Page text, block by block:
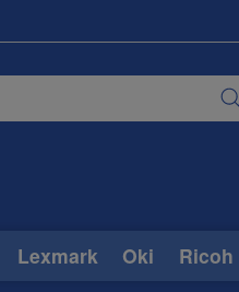
Lexmark Oki Ricoh